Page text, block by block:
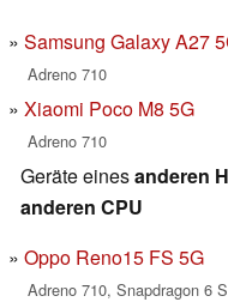
Samsung Galaxy A27
Adreno 710
Xiaomi Poco M8 5G
Adreno 710
Geräte einesanderen
anderen CPU
Oppo Reno15 FS 5G
Adreno 710, Snapdragon 6